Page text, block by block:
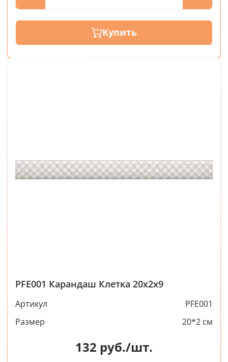
Купить
PFE001 Карандаш Клетка 20х2х9
Артикул
PFE001
Размер
20*2 см
132 руб./шт.